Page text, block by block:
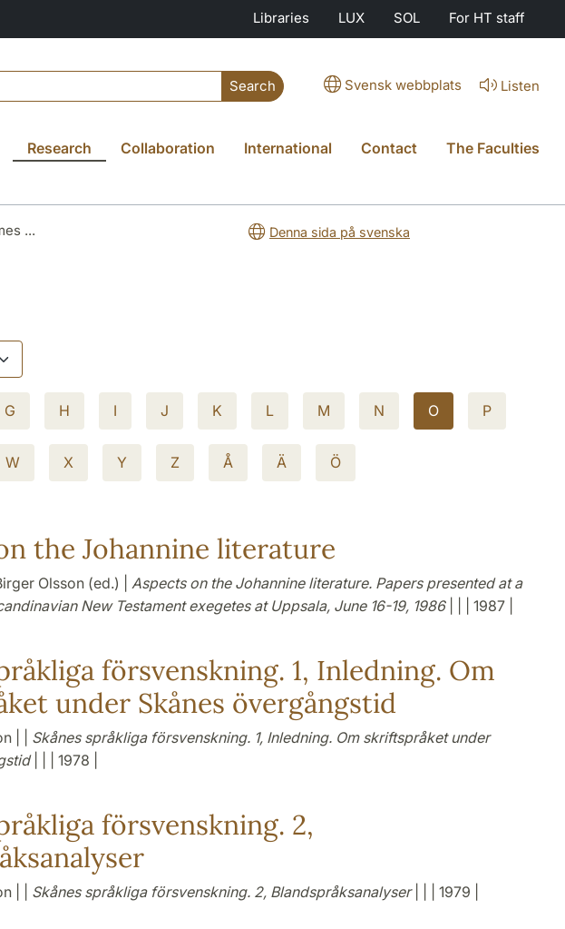
Libraries LUX SOL For HT staff
Search Svensk webbplats Listen
Research Collaboration International Contact The Faculties
... Denna sida på svenska
G H I J K L M N O P
W X Y Z Å Ä Ö
the Johannine literature
Olsson (ed.) |Aspects on the Johannine literature. Papers presented at a
New Testament exegetes at Uppsala, June 16-19, 1986| | | 1987 |
försvenskning. 1, Inledning. Om
under Skånes övergångstid
| | Skånes språkliga försvenskning. 1, Inledning. Om skriftspråket under
| | | 1978 |
försvenskning. 2,
| | Skånes språkliga försvenskning. 2, Blandspråksanalyser| | | 1979 |